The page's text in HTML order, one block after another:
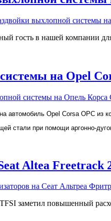
гость в нашей компании
на Opel
автомобиль Opel Corsa OPC из
стали при помощи аргонно-
Altea Freetrack
заметил повышенный